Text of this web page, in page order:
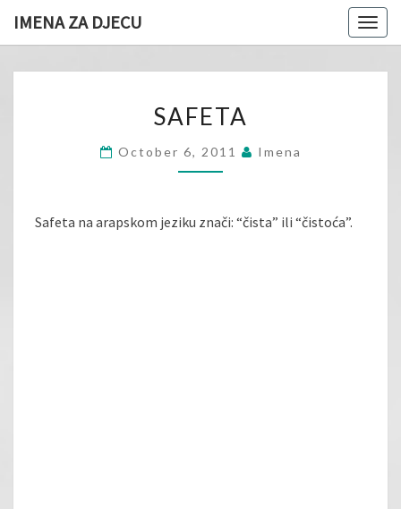
IMENA ZA DJECU
SAFETA
October 6, 2011 Imena
Safeta na arapskom jeziku znači: “čista” ili “čistoća”.